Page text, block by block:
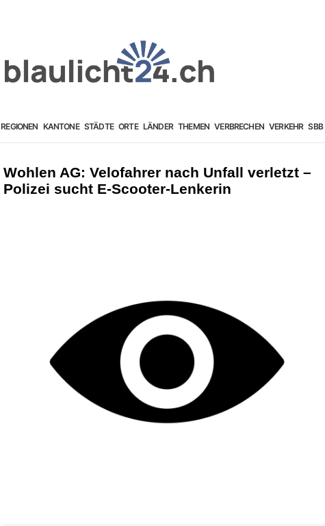
REGIONEN KANTONE STÄDTE ORTE LÄNDER THEMEN VERBRECHEN VERKEHR SBB
Wohlen AG: Velofahrer nach Unfall verletzt –
Polizei sucht E-Scooter-Lenkerin